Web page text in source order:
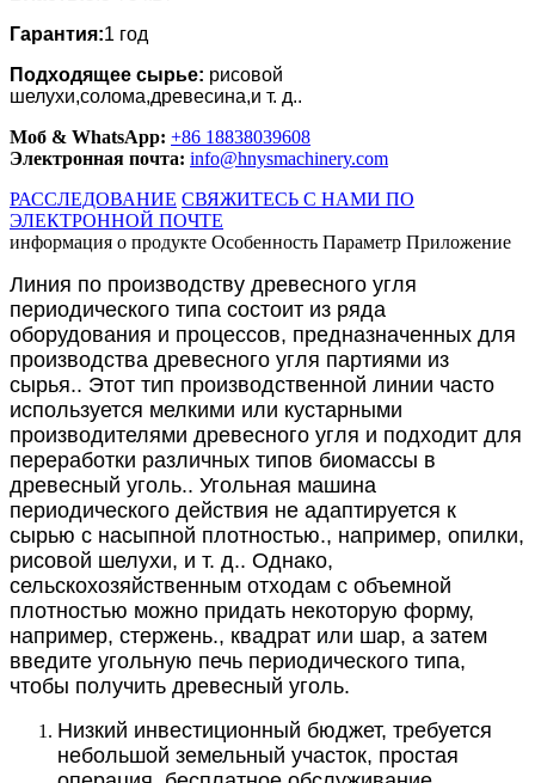
Гарантия:1 год
Подходящее сырье: рисовой
шелухи,солома,древесина,и т. д..
Моб & WhatsApp: +86 18838039608
Электронная почта: info@hnysmachinery.com
РАССЛЕДОВАНИЕ СВЯЖИТЕСЬ С НАМИ ПО
ЭЛЕКТРОННОЙ ПОЧТЕ
информация о продукте Особенность Параметр Приложение
Линия по производству древесного угля
периодического типа состоит из ряда
оборудования и процессов, предназначенных для
производства древесного угля партиями из
сырья.. Этот тип производственной линии часто
используется мелкими или кустарными
производителями древесного угля и подходит для
переработки различных типов биомассы в
древесный уголь.. Угольная машина
периодического действия не адаптируется к
сырью с насыпной плотностью., например, опилки,
рисовой шелухи, и т. д.. Однако,
сельскохозяйственным отходам с объемной
плотностью можно придать некоторую форму,
например, стержень., квадрат или шар, а затем
введите угольную печь периодического типа,
чтобы получить древесный уголь.
Низкий инвестиционный бюджет, требуется
небольшой земельный участок, простая